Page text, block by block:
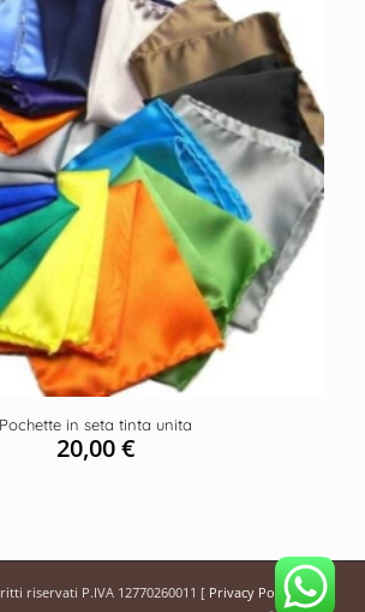
Pochette in seta tinta unita
20,00€
riservati P.IVA 12770260011 [ Privacy Policy ]